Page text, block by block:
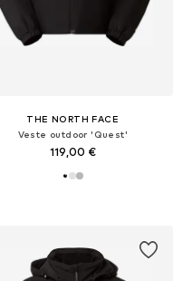
THE NORTH FACE
Veste outdoor 'Quest'
119,00 €